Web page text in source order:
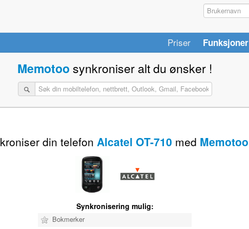
Priser Funksjoner
Memotoo synkroniser alt du ønsker !
din telefon Alcatel OT-710 med Memotoo
Synkronisering mulig:
Bokmerker